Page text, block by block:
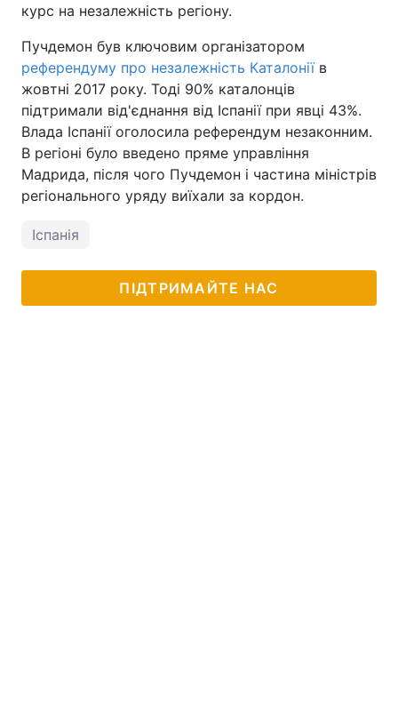
курс на незалежність регіону.
Пучдемон був ключовим організатором
референдуму про незалежність Каталоніїв
жовтні 2017 року. Тоді 90% каталонців
підтримали від'єднання від Іспанії при явці 43%.
Влада Іспанії оголосила референдум незаконним.
В регіоні було введено пряме управління
Мадрида, після чого Пучдемон і частина міністрів
регіонального уряду виїхали за кордон.
Іспанія
ПІДТРИМАЙТЕ НАС